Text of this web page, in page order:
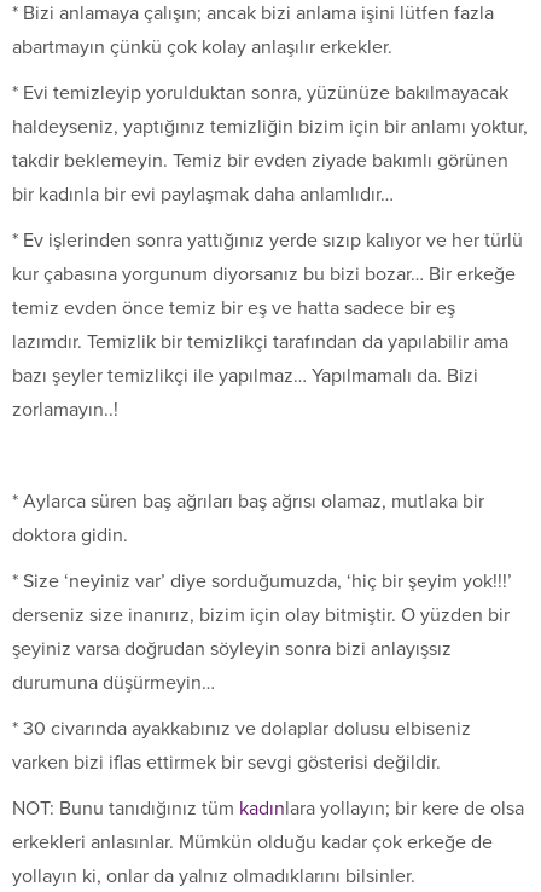
* Bizi anlamaya çalışın; ancak bizi anlama işini lütfen fazla
abartmayın çünkü çok kolay anlaşılır erkekler.
* Evi temizleyip yorulduktan sonra, yüzünüze bakılmayacak
haldeyseniz, yaptığınız temizliğin bizim için bir anlamı yoktur,
takdir beklemeyin. Temiz bir evden ziyade bakımlı görünen
bir kadınla bir evi paylaşmak daha anlamlıdır…
* Ev işlerinden sonra yattığınız yerde sızıp kalıyor ve her türlü
kur çabasına yorgunum diyorsanız bu bizi bozar… Bir erkeğe
temiz evden önce temiz bir eş ve hatta sadece bir eş
lazımdır. Temizlik bir temizlikçi tarafından da yapılabilir ama
bazı şeyler temizlikçi ile yapılmaz… Yapılmamalı da. Bizi
zorlamayın..!
* Aylarca süren baş ağrıları baş ağrısı olamaz, mutlaka bir
doktora gidin.
* Size ‘neyiniz var’ diye sorduğumuzda, ‘hiç bir şeyim yok!!!’
derseniz size inanırız, bizim için olay bitmiştir. O yüzden bir
şeyiniz varsa doğrudan söyleyin sonra bizi anlayışsız
durumuna düşürmeyin…
* 30 civarında ayakkabınız ve dolaplar dolusu elbiseniz
varken bizi iflas ettirmek bir sevgi gösterisi değildir.
NOT: Bunu tanıdığınız tüm kadınlara yollayın; bir kere de olsa
erkekleri anlasınlar. Mümkün olduğu kadar çok erkeğe de
yollayın ki, onlar da yalnız olmadıklarını bilsinler.